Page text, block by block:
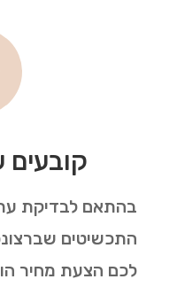
בהתאם לבדיקת
התכשיטים
לכם הצעת מחיר